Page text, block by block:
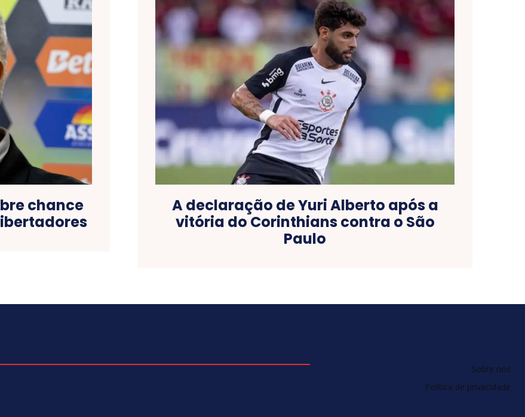
chance
A declaração de Yuri Alberto após a
vitória do Corinthians contra o São
Paulo
Sobre nós
Política de privacidade